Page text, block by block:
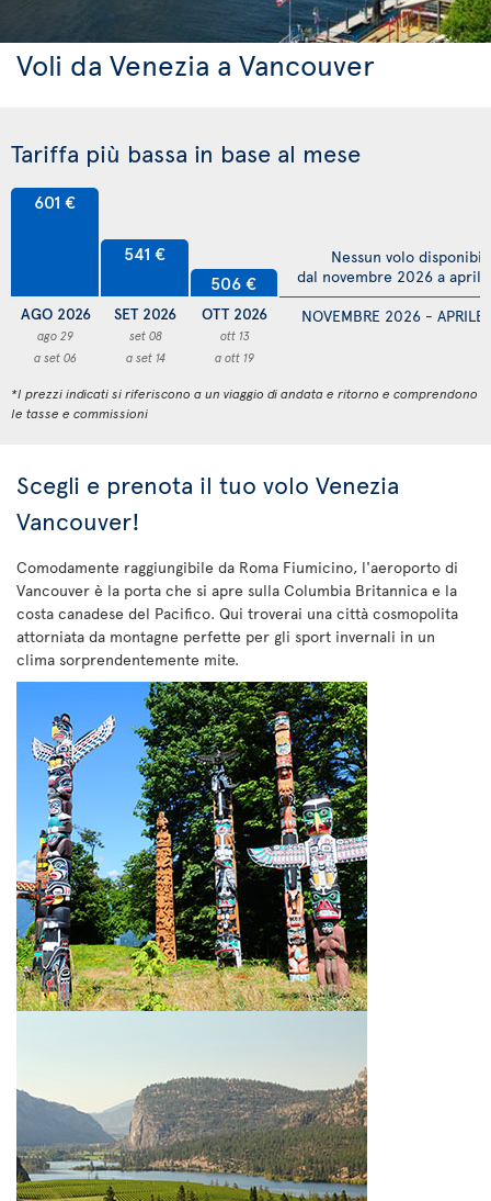
Voli da Venezia a Vancouver
Tariffa più bassa in base al mese
601 €
AGO 2026
ago 29
a set 06
541 €
SET 2026
set 08
a set 14
506 €
OTT 2026
ott 13
a ott 19
NOVEMBRE 2026 -
Nessun volo
dal novembre 2026 a
*I prezzi indicati si riferiscono a un viaggio di andata e ritorno e comprendono
le tasse e commissioni
Scegli e prenota il tuo volo Venezia
Vancouver!
Comodamente raggiungibile da Roma Fiumicino, l'aeroporto di
Vancouver è la porta che si apre sulla Columbia Britannica e la
costa canadese del Pacifico. Qui troverai una città cosmopolita
attorniata da montagne perfette per gli sport invernali in un
clima sorprendentemente mite.